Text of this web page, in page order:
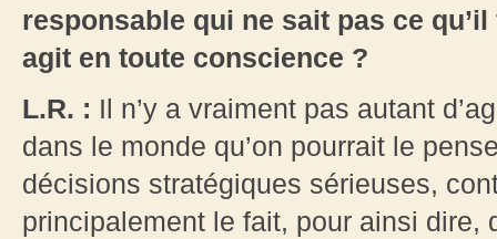
responsable qui ne sait pas ce
agit en toute conscience ?
L.R. : Il n’y a vraiment pas autant
dans le monde qu’on pourrait le
décisions stratégiques sérieuses,
principalement le fait, pour ainsi dire,